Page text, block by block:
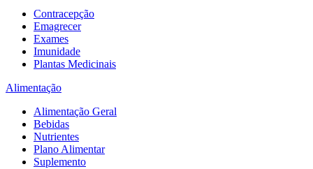
Contracepção
Emagrecer
Exames
Imunidade
Plantas Medicinais
Alimentação
Alimentação Geral
Bebidas
Nutrientes
Plano Alimentar
Suplemento